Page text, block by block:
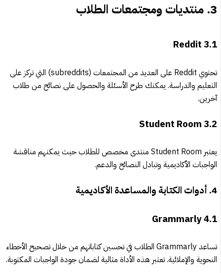
3. منتديات ومجتمعات الطلاب
3.1
Reddit
تحتوي Reddit على العديد من المجتمعات (subreddits) التي تركز على
التعليم والدراسة. يمكنك طرح الأسئلة والحصول على نصائح من طلاب
آخرين.
3.2
Student Room
يعتبر Student Room منتدى مخصص للطلاب حيث يمكنهم مناقشة
الواجبات الأكاديمية وتبادل النصائح والدعم.
4. أدوات الكتابة والمساعدة الأكاديمية
4.1
Grammarly
تساعد Grammarly الطلاب في تحسين كتاباتهم من خلال تصحيح الأخطاء
النحوية والإملائية. تعتبر هذه الأداة مثالية لضمان جودة الواجبات المكتوبة.